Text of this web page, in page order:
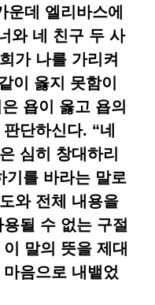
데 엘리바스에
와 네 친구 두 사
가 나를 가리켜
이 옳지 못함이
욥이 옳고 욥의
단하신다. “네
심히 창대하리
기를 바라는 말로
와 전체 내용을
될 수 없는 구절
말의 뜻을 제대
음으로 내뱉었